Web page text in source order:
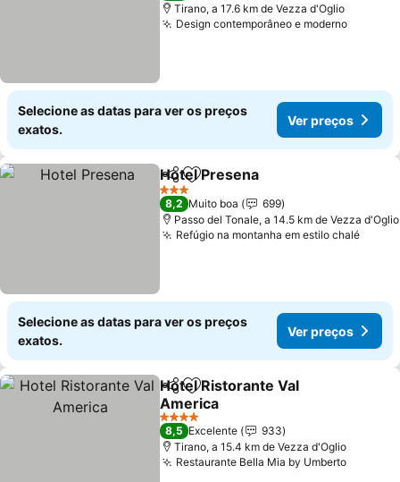
Tirano, a 17.6 km de Vezza d'Oglio
Design contemporâneo e moderno
Selecione as datas para ver os preços
exatos.
Ver preços
PartilharAdicionar aos favoritos
Hotel Presena
3 Estrelas
8,2 Muito boa
699
Passo del Tonale, a 14.5 km de Vezza d'Oglio
Refúgio na montanha em estilo chalé
Selecione as datas para ver os preços
exatos.
Ver preços
PartilharAdicionar aos favoritos
Hotel Ristorante Val
America
4 Estrelas
8,5 Excelente
933
Tirano, a 15.4 km de Vezza d'Oglio
Restaurante Bella Mia by Umberto